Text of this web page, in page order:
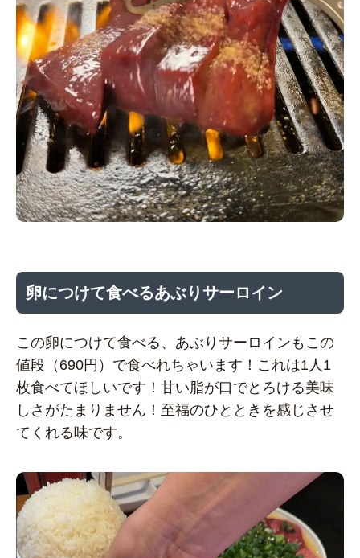
卵につけて食べるあぶりサーロイン
この卵につけて食べる、あぶりサーロインもこの
値段（690円）で食べれちゃいます！これは1人1
枚食べてほしいです！甘い脂が口でとろける美味
しさがたまりません！至福のひとときを感じさせ
てくれる味です。